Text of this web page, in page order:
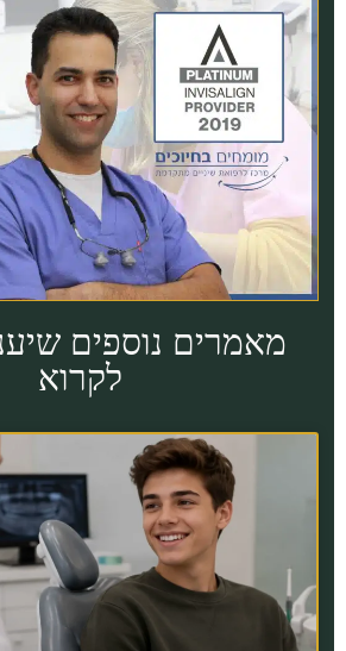
מאמרים נוספים
לקרוא